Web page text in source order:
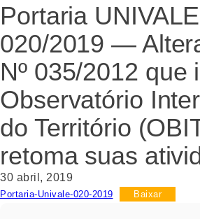
Portaria
020/2019 —
Nº 035/2012 que
Observatório
do Território
retoma suas
30 abril, 2019
Portaria-Univale-020-2019 Baixar